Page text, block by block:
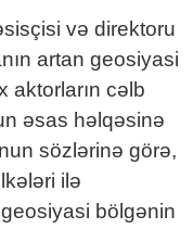
və direktoru
artan geosiyasi
aktorların cəlb
əsas həlqəsinə
sözlərinə görə,
ilə
bölgənin